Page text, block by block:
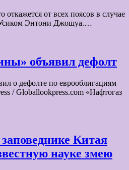
от всех поясов в случае
Энтони Джошуа.…
объявил дефолт
о дефолте по еврооблигациям
/ Globallookpress.com «Нафтогаз
Китая
науке змею